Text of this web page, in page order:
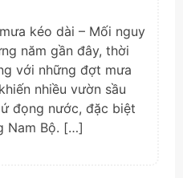
kéo dài – Mối nguy
năm gần đây, thời
với những đợt mưa
nhiều vườn sầu
đọng nước, đặc biệt
Nam Bộ. […]